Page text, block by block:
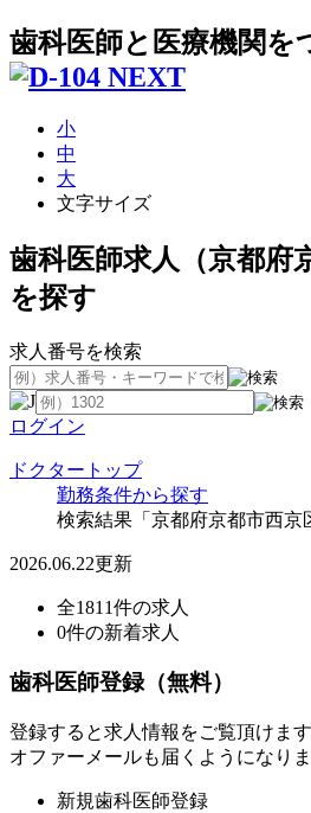
歯科医師と医療機関を
小
中
大
文字サイズ
歯科医師求人（京都府
を探す
求人番号を検索
ログイン
ドクタートップ
勤務条件から探す
検索結果「京都府京都市西京
2026.06.22更新
全1811件の求人
0件の新着求人
歯科医師登録（無料）
登録すると求人情報をご覧頂けま
オファーメールも届くようになりま
新規歯科医師登録